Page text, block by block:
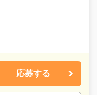
応募する